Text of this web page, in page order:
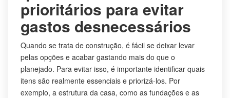
prioritários para evitar
gastos desnecessários
Quando se trata de construção, é fácil se deixar levar
pelas opções e acabar gastando mais do que o
planejado. Para evitar isso, é importante identificar quais
itens são realmente essenciais e priorizá-los. Por
exemplo, a estrutura da casa, como as fundações e as